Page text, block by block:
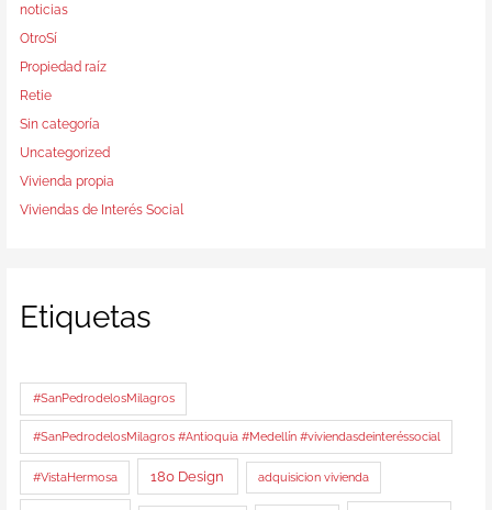
noticias
OtroSí
Propiedad raíz
Retie
Sin categoría
Uncategorized
Vivienda propia
Viviendas de Interés Social
Etiquetas
#SanPedrodelosMilagros
#SanPedrodelosMilagros #Antioquia #Medellín #viviendasdeinteréssocial
#VistaHermosa 180 Design adquisicion vivienda